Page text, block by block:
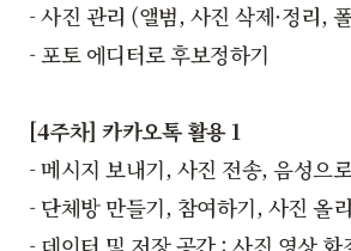
- 사진 관리 (앨범, 사진 삭제·정리,
- 포토 에디터로 후보정하기
[4주차] 카카오톡 활용 1
- 메시지 보내기, 사진 전송, 음성으
- 단체방 만들기, 참여하기, 사진 올